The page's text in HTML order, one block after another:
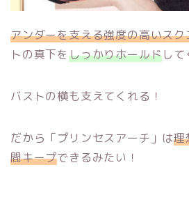
アンダーを支える強度の高いス
トの真下をしっかりホールドして
バストの横も支えてくれる！
だから「プリンセスアーチ」は理
間キープできるみたい！